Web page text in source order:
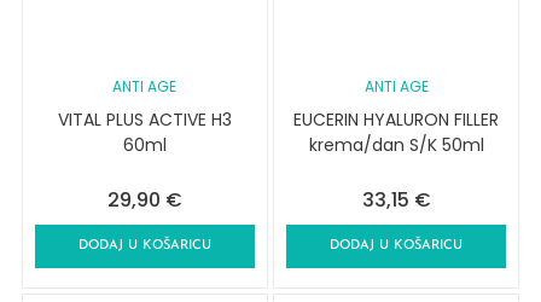
ANTI AGE
VITAL PLUS ACTIVE H3
60ml
29,90 €
DODAJ U KOŠARICU
ANTI AGE
EUCERIN HYALURON FILLER
krema/dan S/K 50ml
33,15 €
DODAJ U KOŠARICU